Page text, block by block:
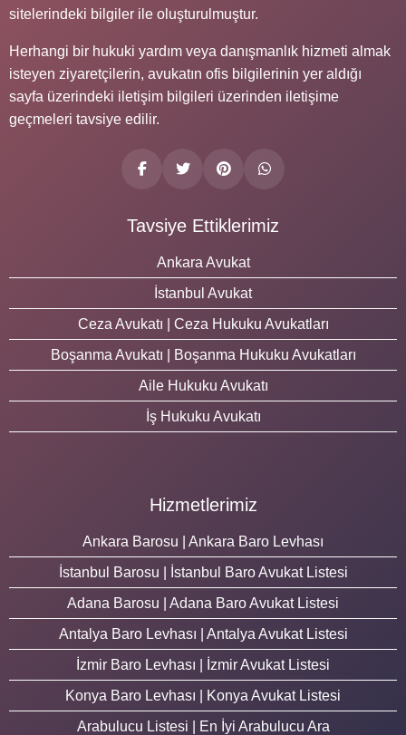
sitelerindeki bilgiler ile oluşturulmuştur.
Herhangi bir hukuki yardım veya danışmanlık hizmeti almak
isteyen ziyaretçilerin, avukatın ofis bilgilerinin yer aldığı
sayfa üzerindeki iletişim bilgileri üzerinden iletişime
geçmeleri tavsiye edilir.
Tavsiye Ettiklerimiz
Ankara Avukat
İstanbul Avukat
Ceza Avukatı | Ceza Hukuku Avukatları
Boşanma Avukatı | Boşanma Hukuku Avukatları
Aile Hukuku Avukatı
İş Hukuku Avukatı
Hizmetlerimiz
Ankara Barosu | Ankara Baro Levhası
İstanbul Barosu | İstanbul Baro Avukat Listesi
Adana Barosu | Adana Baro Avukat Listesi
Antalya Baro Levhası | Antalya Avukat Listesi
İzmir Baro Levhası | İzmir Avukat Listesi
Konya Baro Levhası | Konya Avukat Listesi
Arabulucu Listesi | En İyi Arabulucu Ara